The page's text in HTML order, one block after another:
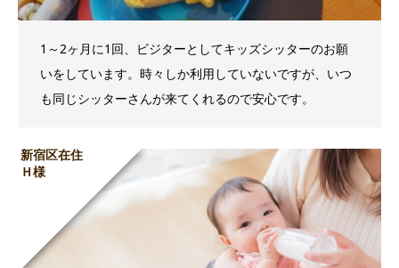
1～2ヶ月に1回、ビジターとしてキッズシッターのお願
いをしています。時々しか利用していないですが、いつ
も同じシッターさんが来てくれるので安心です。
新宿区在住
Ｈ様